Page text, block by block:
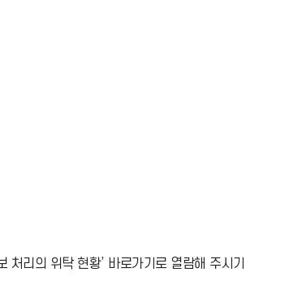
리의 위탁 현황’ 바로가기로 열람해 주시기